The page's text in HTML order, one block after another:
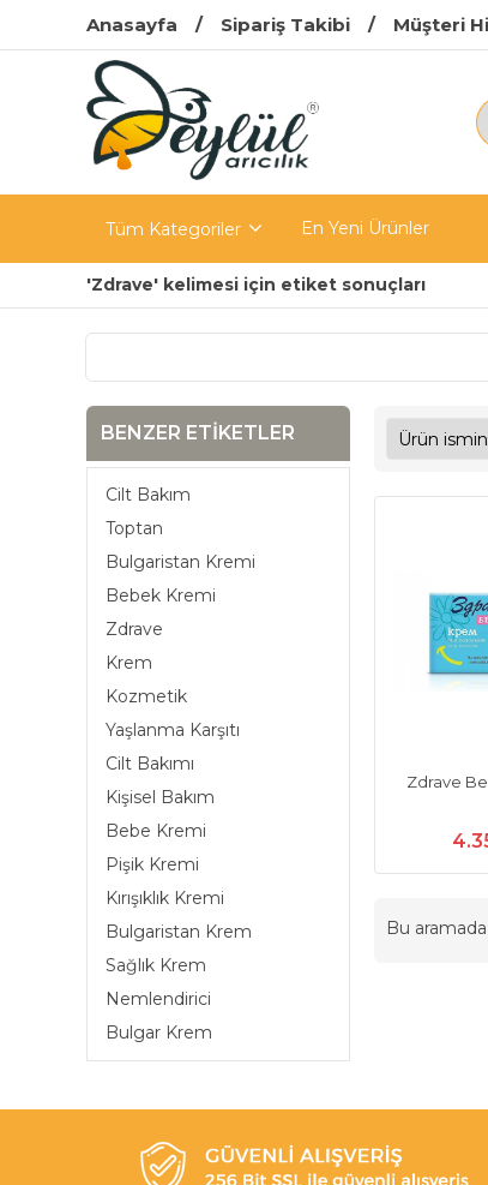
Anasayfa Sipariş Takibi Müşteri
Tüm Kategoriler En Yeni Ürünler
'Zdrave' kelimesi için etiket sonuçları
BENZER ETIKETLER
Cilt Bakım
Toptan
Bulgaristan Kremi
Bebek Kremi
Zdrave
Krem
Kozmetik
Yaşlanma Karşıtı
Cilt Bakımı
Kişisel Bakım
Bebe Kremi
Pişik Kremi
Kırışıklık Kremi
Bulgaristan Krem
Sağlık Krem
Nemlendirici
Bulgar Krem
Zdrave
Bu